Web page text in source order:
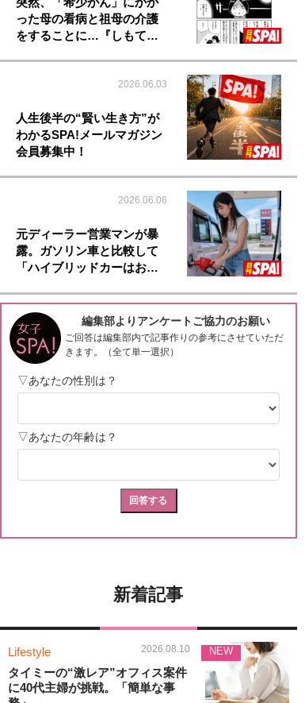
った母の看病と祖母の介護
をすることに…『しもて…
2026.06.03
人生後半の“賢い生き方”が
わかるSPA!メールマガジン
会員募集中！
2026.06.06
元ディーラー営業マンが暴
露。ガソリン車と比較して
「ハイブリッドカーはお…
新着記事
Lifestyle 2026.08.10
タイミーの“激レア”オフィス案件
に40代主婦が挑戦。「簡単な事
NEW